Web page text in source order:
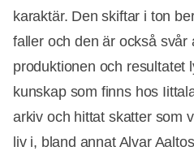
karaktär. Den skiftar i ton
faller och den är också svår
produktionen och resultatet
kunskap som finns hos
arkiv och hittat skatter som
liv i, bland annat Alvar